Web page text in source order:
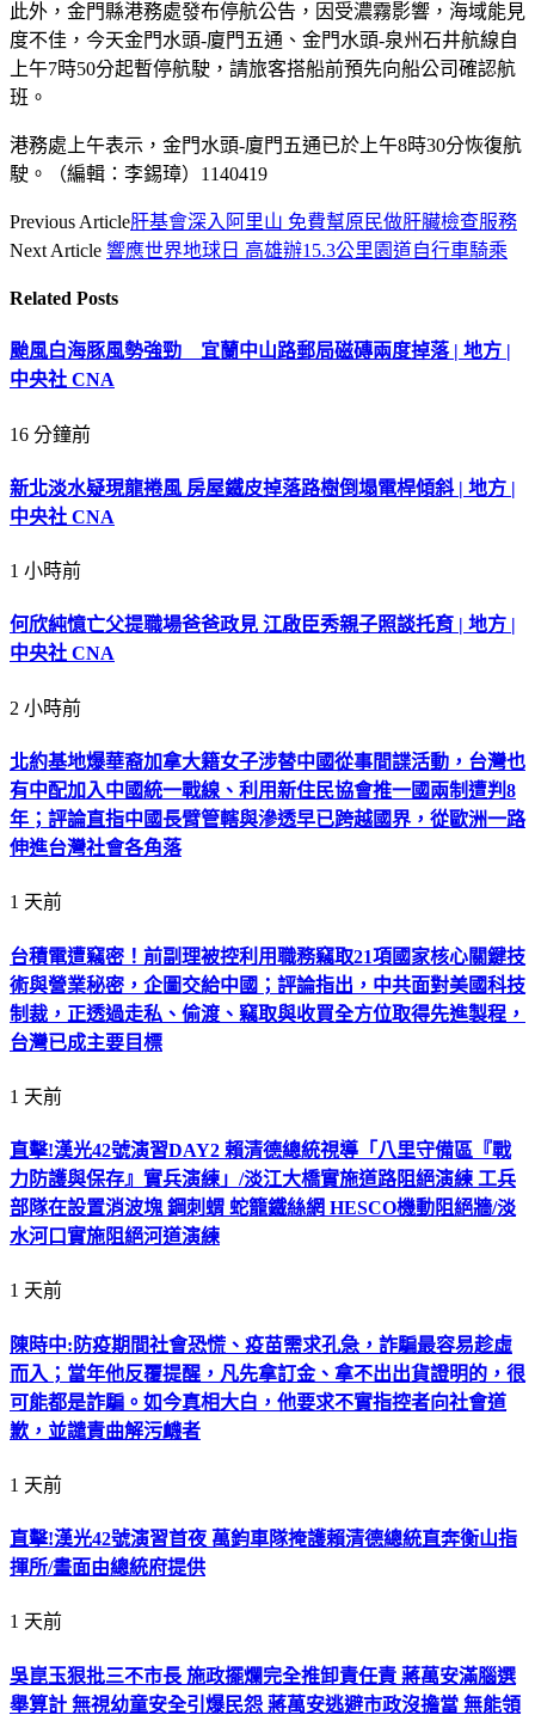
此外，金門縣港務處發布停航公告，因受濃霧影響，海域能見
度不佳，今天金門水頭-廈門五通、金門水頭-泉州石井航線自
上午7時50分起暫停航駛，請旅客搭船前預先向船公司確認航
班。
港務處上午表示，金門水頭-廈門五通已於上午8時30分恢復航
駛。（編輯：李錫璋）1140419
Previous Article肝基會深入阿里山 免費幫原民做肝臟檢查服務
Next Article 響應世界地球日 高雄辦15.3公里園道自行車騎乘
Related Posts
颱風白海豚風勢強勁 宜蘭中山路郵局磁磚兩度掉落 | 地方 |
中央社 CNA
16 分鐘前
新北淡水疑現龍捲風 房屋鐵皮掉落路樹倒塌電桿傾斜 | 地方 |
中央社 CNA
1 小時前
何欣純憶亡父提職場爸爸政見 江啟臣秀親子照談托育 | 地方 |
中央社 CNA
2 小時前
北約基地爆華裔加拿大籍女子涉替中國從事間諜活動，台灣也
有中配加入中國統一戰線、利用新住民協會推一國兩制遭判8
年；評論直指中國長臂管轄與滲透早已跨越國界，從歐洲一路
伸進台灣社會各角落
1 天前
台積電遭竊密！前副理被控利用職務竊取21項國家核心關鍵技
術與營業秘密，企圖交給中國；評論指出，中共面對美國科技
制裁，正透過走私、偷渡、竊取與收買全方位取得先進製程，
台灣已成主要目標
1 天前
直擊!漢光42號演習DAY2 賴清德總統視導「八里守備區『戰
力防護與保存』實兵演練」/淡江大橋實施道路阻絕演練 工兵
部隊在設置消波塊 鋼刺蝟 蛇籠鐵絲網 HESCO機動阻絕牆/淡
水河口實施阻絕河道演練
1 天前
陳時中:防疫期間社會恐慌、疫苗需求孔急，詐騙最容易趁虛
而入；當年他反覆提醒，凡先拿訂金、拿不出出貨證明的，很
可能都是詐騙。如今真相大白，他要求不實指控者向社會道
歉，並譴責曲解污衊者
1 天前
直擊!漢光42號演習首夜 萬鈞車隊掩護賴清德總統直奔衡山指
揮所/畫面由總統府提供
1 天前
吳崑玉狠批三不市長 施政擺爛完全推卸責任責 蔣萬安滿腦選
舉算計 無視幼童安全引爆民怨 蔣萬安逃避市政沒擔當 無能領